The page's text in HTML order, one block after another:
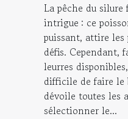
La pêche du silure
intrigue : ce
puissant, attire les
défis. Cependant,
leurres
difficile de faire
dévoile toutes les
sélectionner le...